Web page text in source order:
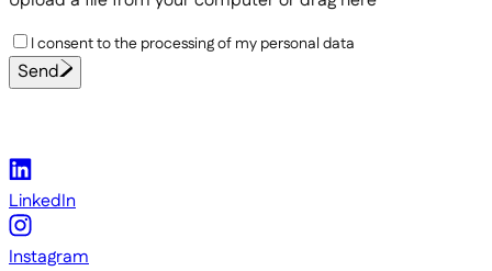
I consent to the processing of my personal data
Send
LinkedIn
Instagram